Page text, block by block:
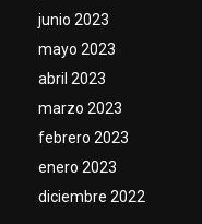
junio 2023
mayo 2023
abril 2023
marzo 2023
febrero 2023
enero 2023
diciembre 2022